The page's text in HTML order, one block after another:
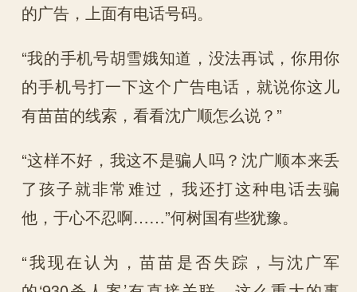
的广告，上面有电话号码。
“我的手机号胡雪娥知道，没法再试，你用你
的手机号打一下这个广告电话，就说你这儿
有苗苗的线索，看看沈广顺怎么说？”
“这样不好，我这不是骗人吗？沈广顺本来丢
了孩子就非常难过，我还打这种电话去骗
他，于心不忍啊……”何树国有些犹豫。
“我现在认为，苗苗是否失踪，与沈广军